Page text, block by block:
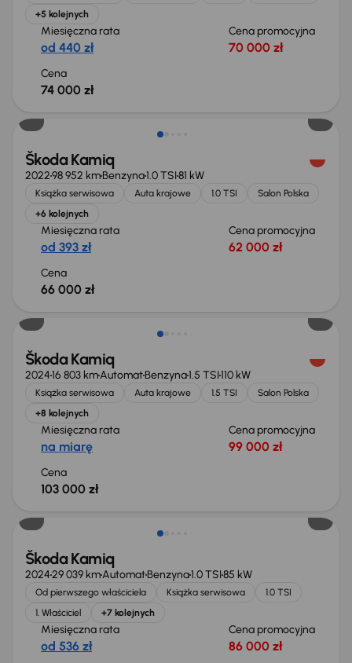
+5 kolejnych
Miesięczna rata
od 440 zł
Cena promocyjna
70 000 zł
Cena
74 000 zł
Škoda Kamiq
202298 952 kmBenzyna1.0 TSI81 kW
Książka serwisowa Auta krajowe 1.0 TSI
Salon Polska
+6 kolejnych
Miesięczna rata
od 393 zł
Cena promocyjna
62 000 zł
Cena
66 000 zł
Świeżo skupione
Škoda Kamiq
202416 803 kmAutomatBenzyna1.5 TSI110 kW
Książka serwisowa Auta krajowe 1.5 TSI
Salon Polska
+8 kolejnych
Miesięczna rata
na miarę
Cena promocyjna
99 000 zł
Cena
103 000 zł
Škoda Kamiq
202429 039 kmAutomatBenzyna1.0 TSI85 kW
Od pierwszego właściciela Książka serwisowa
1.0 TSI
1. Właściciel
+7 kolejnych
Miesięczna rata
od 536 zł
Cena promocyjna
86 000 zł